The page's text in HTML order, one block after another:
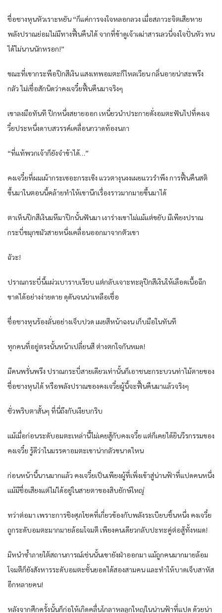
ชื่อชางหุนหัวเราะหยัน “ก็แค่การจงใจหลอกลวง เมื่อสภาวะจิตเสียหาย
พลังปราณย่อมไม่มีทางฟื้นคืนได้ จากที่ข้าดูเจ้าเฒ่าสารเลวนี่จงใจปั่นหัว ทน
ได้ไม่นานนักหรอก!”
ขณะที่เขากระพือปีกสีเงิน แสงเทพอมตะก็ไหลเวียน กลิ่นอายน่าสะพรึง
กลัว ไม่เชื่อสักนิดว่าคงเจวี๋ยฟื้นคืนมาจริงๆ
เขาลงมือทันที ปีกหนึ่งสยายออก เหนี่ยวนำประกายดั่งอมตะฟันไปที่คงเจ
วี๋ยประหนึ่งดาบสวรรค์เคลื่อนกวาดท้องนภา
“ที่แท้พวกเจ้าก็ยังจำข้าได้…”
คงเจวี๋ยที่ผมเผ้ากระเซอะกระเซิง แววตางุนงงเผยแววรำพึง การฟื้นคืนสติ
ขึ้นมาในตอนนี้คล้ายทำให้เขานึกเรื่องราวมากมายขึ้นมาได้
ตาเห็นปีกสีเงินมหึมาปีกนั้นฟันมา เงาร่างเขาไม่แม้แต่ขยับ มีเพียงปราณ
กระบี่ขมุกขมัวสายหนึ่งเคลื่อนออกมาจากตัวเขา
ฉัวะ!
ปราณกระบี่นี้แผ่วเบาราบเรียบ แต่กลับเจาะทะลุปีกสีเงินให้เลือดเนื้อฉีก
ขาดได้อย่างง่ายดาย ดุดันจนน่าเหลือเชื่อ
ชื่อชางหุนร้องลั่นอย่างเจ็บปวด เผยสีหน้าฉงน เก็บมือในทันที
ทุกคนที่อยู่ตรงนั้นหน้าเปลี่ยนสี ต่างตกใจกันหมด!
มีคนพรั่นพรึง ปราณกระบี่สายเดียวเท่านั้นก็เอาชนะกระบวนท่าไม้ตายของ
ชื่อชางหุนได้ หรือพลังปราณของคงเจวี๋ยผู้นี้จะฟื้นคืนมาแล้วจริงๆ
ชั่วพริบตาสั้นๆ ที่นี่ถึงกับเงียบกริบ
แม้เมื่อก่อนระดับอมตะเหล่านี้ไม่เคยสู้กับคงเจวี๋ย แต่ก็เคยได้ยินวีรกรรมของ
คงเจวี๋ย รู้ดีว่าในมรรคาอมตะเขาน่ากลัวขนาดไหน
ก่อนหน้านี้นานมากแล้ว คงเจวี๋ยเป็นเพียงผู้ที่เพิ่งเข้าสู่น่านฟ้าที่แปดคนหนึ่ง
แม้มีชื่อเสียงแต่ไม่ได้อยู่ในสายตาของสิบยักษ์ใหญ่
ทว่าต่อมา เพราะการชิงศุภโชคที่เกี่ยวข้องกับพลังระเบียบชิ้นหนึ่ง คงเจวี๋ย
ถูกระดับอมตะมากมายล้อมโจมตี เพียงคนเดียวกลับปะทะคู่ต่อสู้ทั้งหมด!
มิหนำซ้ำภายใต้สถานการณ์เช่นนั้นเขายังฝ่าออกมา แม้ถูกคนมากมายล้อม
โจมตีก็ยังสังหารระดับอมตะชั้นยอดได้สองสามคน และทำให้บาดเจ็บสาหัส
อีกหลายคน!
หลังจากศึกครั้งนั้นก็ก่อให้เกิดคลื่นโกลาหลลูกใหญ่ในน่านฟ้าที่แปด ด้วยน่า